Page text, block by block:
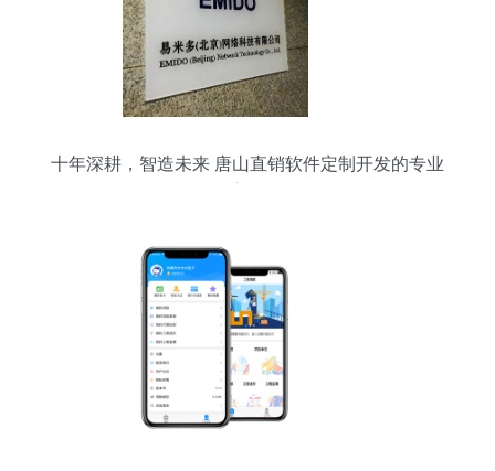
十年深耕，智造未来 唐山直销软件定制开发的专业